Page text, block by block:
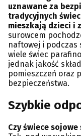
uznawane za
tradycyjnych
mieszkają dzieci i
surowcem
naftowej i podczas
wiele świec
jednak jakość
pomieszczeń oraz
bezpieczeństwa.
Szybkie
Czy świece